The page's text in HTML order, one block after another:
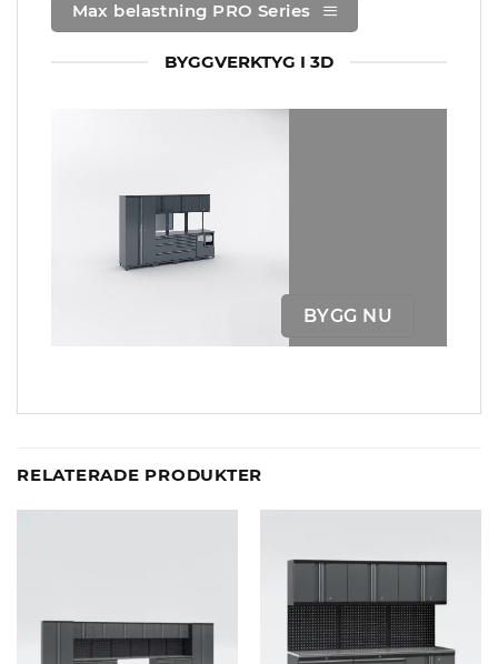
Max belastning PRO Series
BYGGVERKTYG I 3D
BYGG NU
RELATERADE PRODUKTER